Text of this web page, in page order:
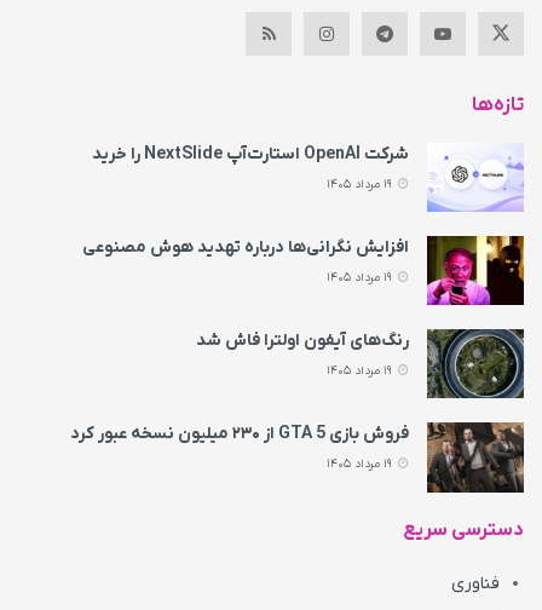
تازه‌ها
شرکت OpenAI استارت‌آپ NextSlide را خرید
افزایش نگرانی‌ها درباره تهدید هوش مصنوعی
رنگ‌های آیفون اولترا فاش شد
فروش بازی GTA 5 از ۲۳۰ میلیون نسخه عبور کرد
دسترسی سریع
فناوری